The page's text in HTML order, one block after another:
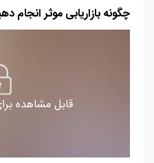
چگونه بازاریابی موثر انجام
قابل مشاهده